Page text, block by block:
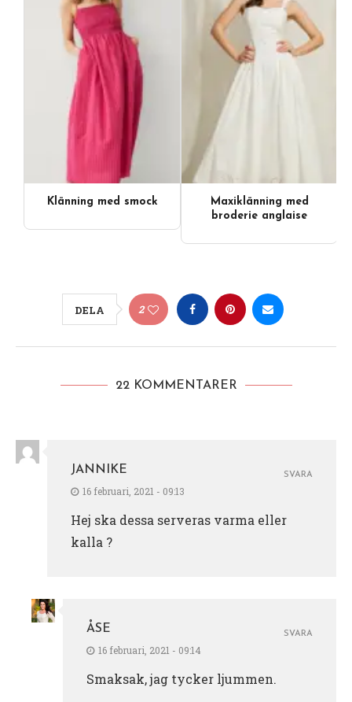
Klänning med smock
Maxiklänning med
broderie anglaise
DELA 2
22 KOMMENTARER
JANNIKE
16 februari, 2021 - 09:13
Hej ska dessa serveras varma eller
kalla ?
SVARA
ÅSE
16 februari, 2021 - 09:14
Smaksak, jag tycker ljummen.
SVARA